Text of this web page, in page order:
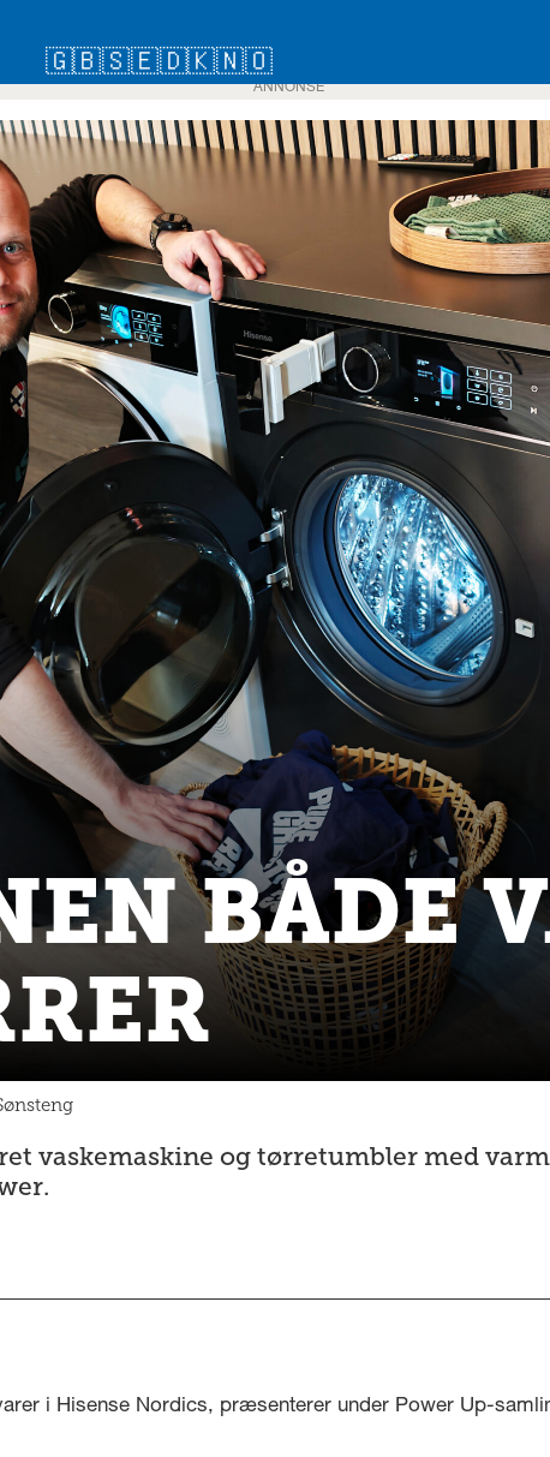
🇬🇧🇸🇪🇩🇰🇳🇴
ANNONSE
BÅDE
vaskemaskine og tørretumbler med
i Hisense Nordics, præsenterer under Power Up-